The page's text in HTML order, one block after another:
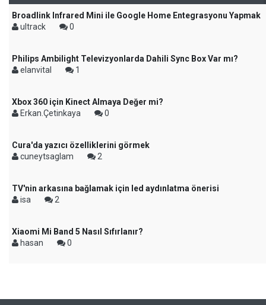
Broadlink Infrared Mini ile Google Home Entegrasyonu Yapmak
ultrack
0
Philips Ambilight Televizyonlarda Dahili Sync Box Var mı?
elanvital
1
Xbox 360 için Kinect Almaya Değer mi?
Erkan.Çetinkaya
0
Cura'da yazıcı özelliklerini görmek
cuneytsaglam
2
TV'nin arkasına bağlamak için led aydınlatma önerisi
isa
2
Xiaomi Mi Band 5 Nasıl Sıfırlanır?
hasan
0